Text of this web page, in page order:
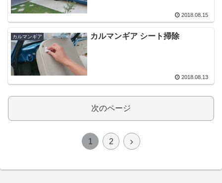
2018.08.15
カルマンギア カルマンギア シート掃除
2018.08.13
次のページ
1 2